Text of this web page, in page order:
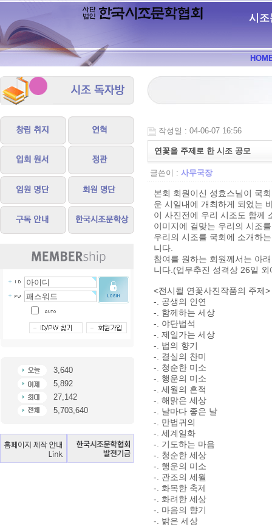
시조
3,640
5,892
27,142
5,703,640
작성일 : 04-06-07 16:56
연꽃을 주제로 한 시조 공모
글쓴이 : 사무국장
본회 회원이신 성효스님이 국
운 시일내에 개최하게 되었는
이 사진전에 우리 시조도 함께
이미지에 걸맞는 우리의 시조
우리의 시조를 국회에 소개하
니다.
참여를 원하는 회원께서는 아
니다.(업무추진 성격상 26일
<전시될 연꽃사진작품의 주제>
-. 공생의 인연
-. 함께하는 세상
-. 야단법석
-. 제일가는 세상
-. 법의 향기
-. 결실의 찬미
-. 청순한 미소
-. 행운의 미소
-. 세월의 흔적
-. 해맑은 세상
-. 날마다 좋은 날
-. 만법귀의
-. 세계일화
-. 기도하는 마음
-. 청순한 세상
-. 행운의 미소
-. 관조의 세월
-. 화목한 축제
-. 화려한 세상
-. 마음의 향기
-. 밝은 세상